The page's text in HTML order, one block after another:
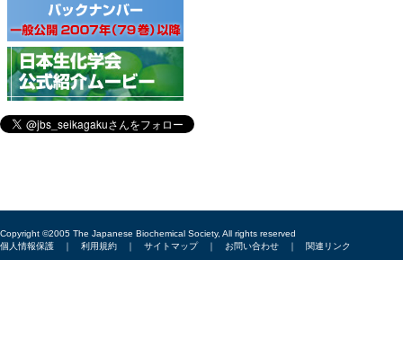
Copyright ©2005 The Japanese Biochemical Society, All rights reserved
個人情報保護 ｜ 利用規約 ｜ サイトマップ｜ お問い合わせ ｜ 関連リンク